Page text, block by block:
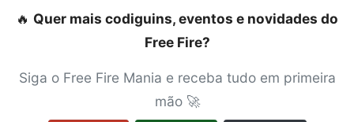
🔥 Quer mais codiguins, eventos e novidades do
Free Fire?
Siga o Free Fire Mania e receba tudo em primeira
mão 🚀